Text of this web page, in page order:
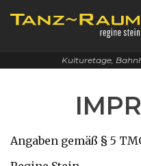
Kulturetage,
Angaben gemäß § 5